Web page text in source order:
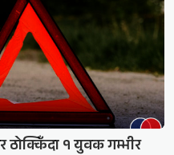
ठोक्किँदा १ युवक गम्भीर